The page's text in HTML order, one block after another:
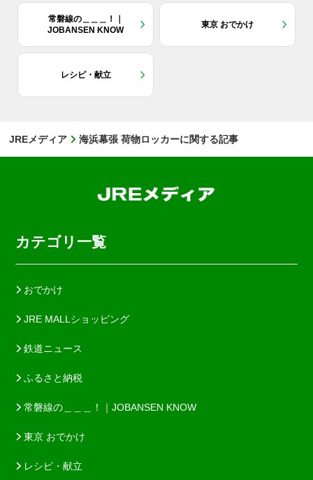
常磐線の＿＿＿！｜
JOBANSEN KNOW
東京 おでかけ
レシピ・献立
JREメディア 海浜幕張 荷物ロッカーに関する記事
カテゴリ一覧
おでかけ
JRE MALLショッピング
鉄道ニュース
ふるさと納税
常磐線の＿＿＿！｜JOBANSEN KNOW
東京 おでかけ
レシピ・献立